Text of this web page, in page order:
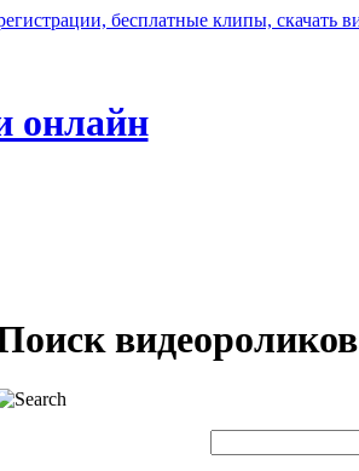
онлайн
видеороликов